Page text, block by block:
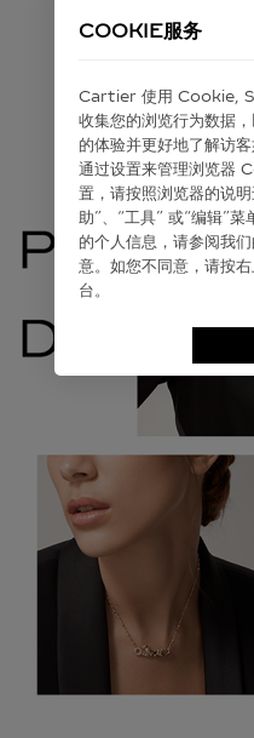
COOKIE服务
Cartier 使⽤ Cookie,
收集您的浏览⾏为数据
的体验并更好地了解访
通过设置来管理浏览器
置，请按照浏览器的说
助”、“⼯具” 或“编辑”
的个⼈信息，请参阅我
意。如您不同意，请按
台。